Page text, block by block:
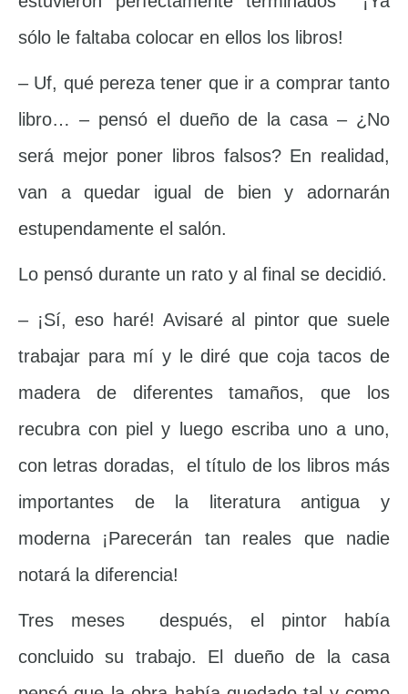
sólo le faltaba colocar en ellos los libros!
– Uf, qué pereza tener que ir a comprar tanto
libro… – pensó el dueño de la casa – ¿No
será mejor poner libros falsos? En realidad,
van a quedar igual de bien y adornarán
estupendamente el salón.
Lo pensó durante un rato y al final se decidió.
– ¡Sí, eso haré! Avisaré al pintor que suele
trabajar para mí y le diré que coja tacos de
madera de diferentes tamaños, que los
recubra con piel y luego escriba uno a uno,
con letras doradas, el título de los libros más
importantes de la literatura antigua y
moderna ¡Parecerán tan reales que nadie
notará la diferencia!
Tres meses después, el pintor había
concluido su trabajo. El dueño de la casa